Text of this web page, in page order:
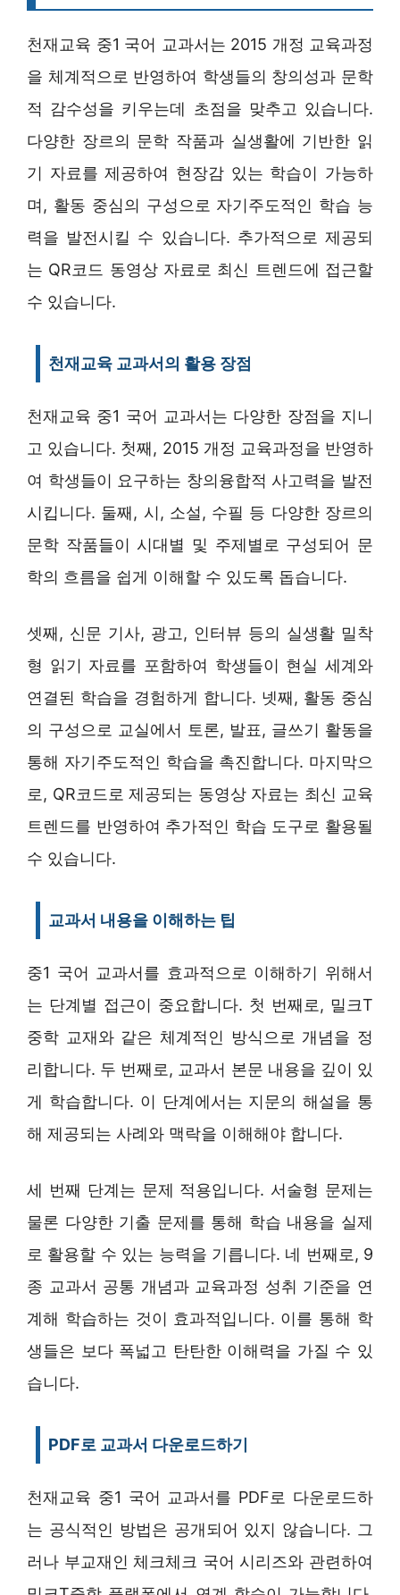
천재교육 중1 국어 교과서는 2015 개정 교육과정
을 체계적으로 반영하여 학생들의 창의성과 문학
적 감수성을 키우는데 초점을 맞추고 있습니다.
다양한 장르의 문학 작품과 실생활에 기반한 읽
기 자료를 제공하여 현장감 있는 학습이 가능하
며, 활동 중심의 구성으로 자기주도적인 학습 능
력을 발전시킬 수 있습니다. 추가적으로 제공되
는 QR코드 동영상 자료로 최신 트렌드에 접근할
수 있습니다.
천재교육 교과서의 활용 장점
천재교육 중1 국어 교과서는 다양한 장점을 지니
고 있습니다. 첫째, 2015 개정 교육과정을 반영하
여 학생들이 요구하는 창의융합적 사고력을 발전
시킵니다. 둘째, 시, 소설, 수필 등 다양한 장르의
문학 작품들이 시대별 및 주제별로 구성되어 문
학의 흐름을 쉽게 이해할 수 있도록 돕습니다.
셋째, 신문 기사, 광고, 인터뷰 등의 실생활 밀착
형 읽기 자료를 포함하여 학생들이 현실 세계와
연결된 학습을 경험하게 합니다. 넷째, 활동 중심
의 구성으로 교실에서 토론, 발표, 글쓰기 활동을
통해 자기주도적인 학습을 촉진합니다. 마지막으
로, QR코드로 제공되는 동영상 자료는 최신 교육
트렌드를 반영하여 추가적인 학습 도구로 활용될
수 있습니다.
교과서 내용을 이해하는 팁
중1 국어 교과서를 효과적으로 이해하기 위해서
는 단계별 접근이 중요합니다. 첫 번째로, 밀크T
중학 교재와 같은 체계적인 방식으로 개념을 정
리합니다. 두 번째로, 교과서 본문 내용을 깊이 있
게 학습합니다. 이 단계에서는 지문의 해설을 통
해 제공되는 사례와 맥락을 이해해야 합니다.
세 번째 단계는 문제 적용입니다. 서술형 문제는
물론 다양한 기출 문제를 통해 학습 내용을 실제
로 활용할 수 있는 능력을 기릅니다. 네 번째로, 9
종 교과서 공통 개념과 교육과정 성취 기준을 연
계해 학습하는 것이 효과적입니다. 이를 통해 학
생들은 보다 폭넓고 탄탄한 이해력을 가질 수 있
습니다.
PDF로 교과서 다운로드하기
천재교육 중1 국어 교과서를 PDF로 다운로드하
는 공식적인 방법은 공개되어 있지 않습니다. 그
러나 부교재인 체크체크 국어 시리즈와 관련하여